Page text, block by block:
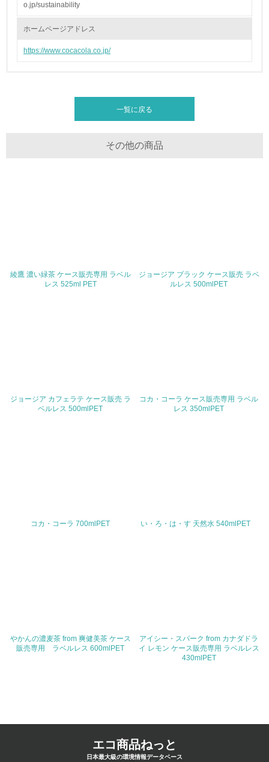
に関する確認・調査を実施している
TEL
o.jp/sustainability
ホームページアドレス
https://www.cocacola.co.jp/
一覧に戻る
その他の商品
綾鷹 濃い緑茶 ケース販売専用 ラベル
レス 525ml PET
ジョージア ブラック ケース販売 ラベ
ルレス 500mlPET
ジョージア カフェラテ ケース販売 ラ
ベルレス 500mlPET
コカ・コーラ ケース販売専用 ラベル
レス 350mlPET
コカ・コーラ 700mlPET い・ろ・は・す 天然水 540mlPET
やかんの濃麦茶 from 爽健美茶 ケース
販売専用 ラベルレス 600mlPET
アイシー・スパーク from カナダドラ
イ レモン ケース販売専用 ラベルレス
430mlPET
エコ商品ねっと
日本最大級の環境情報データベース